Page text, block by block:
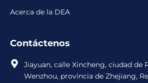
Acerca de la DEA
Contáctenos
Jiayuan, calle Xincheng, ciudad de
Wenzhou, provincia de Zhejiang,